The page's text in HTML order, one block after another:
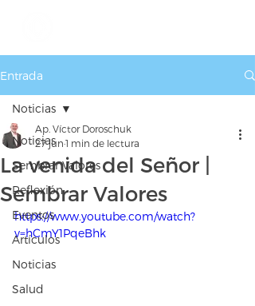
Entrada
Noticias
Sembrar Valores
Reflexión
Eventos
Artículos
Noticias
Salud
Noticias
La venida del Señor |
Sembrar Valores
Ap. Víctor Doroschuk
27 jun 1 min de lectura
https://www.youtube.com/watch?
v=hCmY1PqeBhk